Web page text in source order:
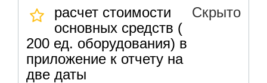
расчет стоимости
основных средств (
200 ед. оборудования) в
приложение к отчету на
две даты
Скрыто